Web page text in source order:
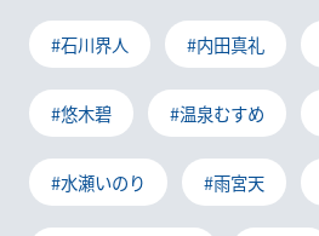
#石川界人 #内田真礼
#悠木碧 #温泉むすめ
#水瀬いのり #雨宮天